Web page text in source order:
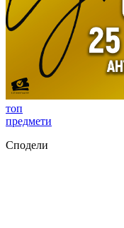
топ
предмети
Сподели